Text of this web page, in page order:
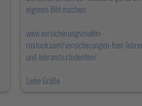
eigenes Bild machen:
www.versicherungsmakler-
rostock.com/versicherungen-fuer-
und-lehramtsstudenten/
Liebe Grüße